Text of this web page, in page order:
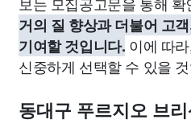
거의 질 향상과 더불어 고
기여할 것입니다. 이에 따
신중하게 선택할 수 있을
동대구 푸르지오 브